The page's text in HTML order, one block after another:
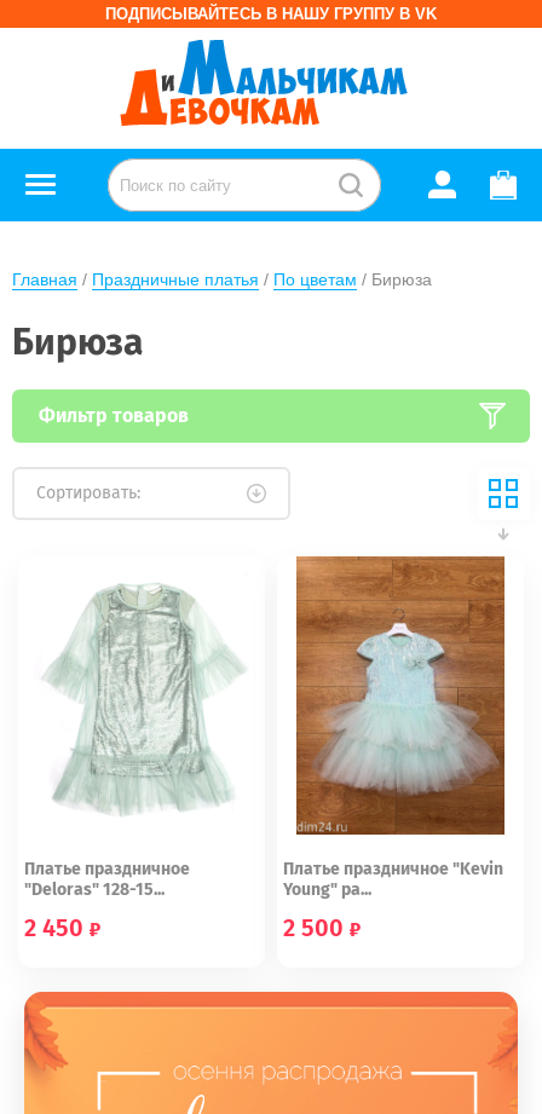
ПОДПИСЫВАЙТЕСЬ В НАШУ ГРУППУ В VK
Главная / Праздничные платья / По цветам / Бирюза
Бирюза
Фильтр товаров
Сортировать:
Платье праздничное
"Deloras" 128-15...
2 450
Платье праздничное "Kevin
Young" ра...
2 500
2 года 3 года 6 лет